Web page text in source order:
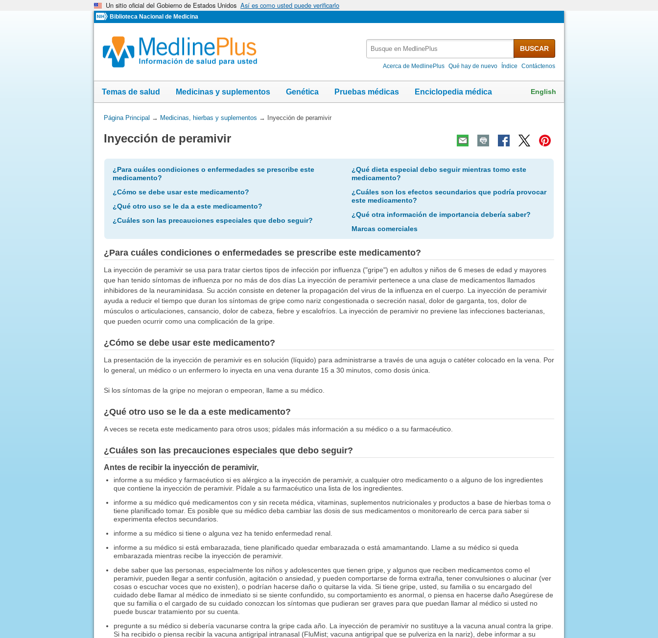
Un sitio oficial del Gobierno de Estados Unidos Así es como usted puede verificarlo
Biblioteca Nacional de Medicina
MedlinePlus
BUSCAR
Acerca de MedlinePlus Qué hay de nuevo Índice Contáctenos
Temas de salud Medicinas y suplementos Genética Pruebas médicas Enciclopedia médica English
Usted
aquí:
Página Principal → Medicinas, hierbas y suplementos → Inyección de peramivir
Inyección de peramivir
¿Para cuáles condiciones o enfermedades se prescribe este
medicamento?
¿Cómo se debe usar este medicamento?
¿Qué otro uso se le da a este medicamento?
¿Cuáles son las precauciones especiales que debo seguir?
¿Qué dieta especial debo seguir mientras tomo este
medicamento?
¿Cuáles son los efectos secundarios que podría provocar
este medicamento?
¿Qué otra información de importancia debería saber?
Marcas comerciales
¿Para cuáles condiciones o enfermedades se prescribe este medicamento?
La inyección de peramivir se usa para tratar ciertos tipos de infección por influenza ("gripe") en adultos y niños de 6 meses de edad y mayores
que han tenido síntomas de influenza por no más de dos días La inyección de peramivir pertenece a una clase de medicamentos llamados
inhibidores de la neuraminidasa. Su acción consiste en detener la propagación del virus de la influenza en el cuerpo. La inyección de peramivir
ayuda a reducir el tiempo que duran los síntomas de gripe como nariz congestionada o secreción nasal, dolor de garganta, tos, dolor de
músculos o articulaciones, cansancio, dolor de cabeza, fiebre y escalofríos. La inyección de peramivir no previene las infecciones bacterianas,
que pueden ocurrir como una complicación de la gripe.
¿Cómo se debe usar este medicamento?
La presentación de la inyección de peramivir es en solución (líquido) para administrarse a través de una aguja o catéter colocado en la vena. Por
lo general, un médico o un enfermero lo inyecta en una vena durante 15 a 30 minutos, como dosis única.
Si los síntomas de la gripe no mejoran o empeoran, llame a su médico.
¿Qué otro uso se le da a este medicamento?
A veces se receta este medicamento para otros usos; pídales más información a su médico o a su farmacéutico.
¿Cuáles son las precauciones especiales que debo seguir?
Antes de recibir la inyección de peramivir,
informe a su médico y farmacéutico si es alérgico a la inyección de peramivir, a cualquier otro medicamento o a alguno de los ingredientes
que contiene la inyección de peramivir. Pídale a su farmacéutico una lista de los ingredientes.
informe a su médico qué medicamentos con y sin receta médica, vitaminas, suplementos nutricionales y productos a base de hierbas toma o
tiene planificado tomar. Es posible que su médico deba cambiar las dosis de sus medicamentos o monitorearlo de cerca para saber si
experimenta efectos secundarios.
informe a su médico si tiene o alguna vez ha tenido enfermedad renal.
informe a su médico si está embarazada, tiene planificado quedar embarazada o está amamantando. Llame a su médico si queda
embarazada mientras recibe la inyección de peramivir.
debe saber que las personas, especialmente los niños y adolescentes que tienen gripe, y algunos que reciben medicamentos como el
peramivir, pueden llegar a sentir confusión, agitación o ansiedad, y pueden comportarse de forma extraña, tener convulsiones o alucinar (ver
cosas o escuchar voces que no existen), o podrían hacerse daño o quitarse la vida. Si tiene gripe, usted, su familia o su encargado del
cuidado debe llamar al médico de inmediato si se siente confundido, su comportamiento es anormal, o piensa en hacerse daño Asegúrese de
que su familia o el cargado de su cuidado conozcan los síntomas que pudieran ser graves para que puedan llamar al médico si usted no
puede buscar tratamiento por su cuenta.
pregunte a su médico si debería vacunarse contra la gripe cada año. La inyección de peramivir no sustituye a la vacuna anual contra la gripe.
Si ha recibido o piensa recibir la vacuna antigripal intranasal (FluMist; vacuna antigripal que se pulveriza en la nariz), debe informar a su